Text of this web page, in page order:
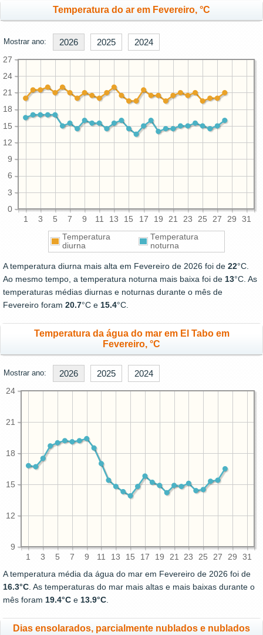
Temperatura do ar em Fevereiro, °C
Mostrar ano: 2026 2025 2024
1 3 5 7 9 11 13 15 17 19 21 23 25 27 29 31
0
3
6
9
12
15
18
21
24
27
Temperatura
diurna
Temperatura
noturna
A temperatura diurna mais alta em Fevereiro de 2026 foi de 22°C.
Ao mesmo tempo, a temperatura noturna mais baixa foi de 13°C. As
temperaturas médias diurnas e noturnas durante o mês de
Fevereiro foram 20.7°C e 15.4°C.
Temperatura da água do mar em El Tabo em
Fevereiro, °C
Mostrar ano: 2026 2025 2024
1 3 5 7 9 11 13 15 17 19 21 23 25 27 29 31
9
12
15
18
21
24
A temperatura média da água do mar em Fevereiro de 2026 foi de
16.3°C. As temperaturas do mar mais altas e mais baixas durante o
mês foram 19.4°C e 13.9°C.
Dias ensolarados, parcialmente nublados e nublados